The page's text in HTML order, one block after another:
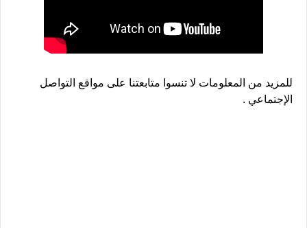
للمزيد من المعلومات لا تنسوا متابعتنا على مواقع التواصل
الإجتماعي .